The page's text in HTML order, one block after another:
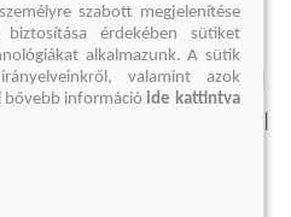
Elállási felmondási nyilatkozat
szabott megjelenítése
érdekében sütiket
alkalmazunk. A sütik
valamint azok
bővebb információide kattintva